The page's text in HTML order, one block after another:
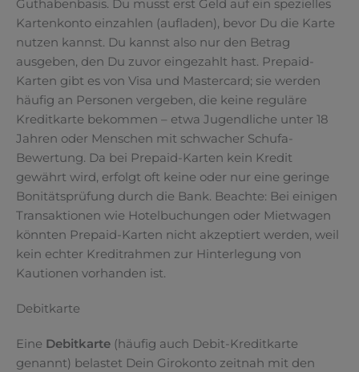
Guthabenbasis. Du musst erst Geld auf ein spezielles
Kartenkonto einzahlen (aufladen), bevor Du die Karte
nutzen kannst. Du kannst also nur den Betrag
ausgeben, den Du zuvor eingezahlt hast. Prepaid-
Karten gibt es von Visa und Mastercard; sie werden
häufig an Personen vergeben, die keine reguläre
Kreditkarte bekommen – etwa Jugendliche unter 18
Jahren oder Menschen mit schwacher Schufa-
Bewertung. Da bei Prepaid-Karten kein Kredit
gewährt wird, erfolgt oft keine oder nur eine geringe
Bonitätsprüfung durch die Bank. Beachte: Bei einigen
Transaktionen wie Hotelbuchungen oder Mietwagen
könnten Prepaid-Karten nicht akzeptiert werden, weil
kein echter Kreditrahmen zur Hinterlegung von
Kautionen vorhanden ist.
Debitkarte
Eine Debitkarte (häufig auch Debit-Kreditkarte
genannt) belastet Dein Girokonto zeitnah mit den